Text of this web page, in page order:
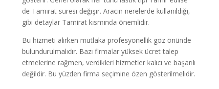
de Tamirat süresi değişir. Aracın nerelerde kullanıldığı,
gibi detaylar Tamirat kısmında önemlidir.
Bu hizmeti alırken mutlaka profesyonellik göz önünde
bulundurulmalıdır. Bazı firmalar yüksek ücret talep
etmelerine rağmen, verdikleri hizmetler kalıcı ve başarılı
değildir. Bu yüzden firma seçimine özen gösterilmelidir.